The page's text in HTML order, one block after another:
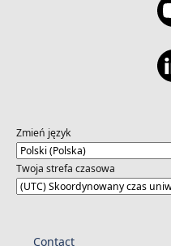
Zmień język
Twoja strefa czasowa
Contact